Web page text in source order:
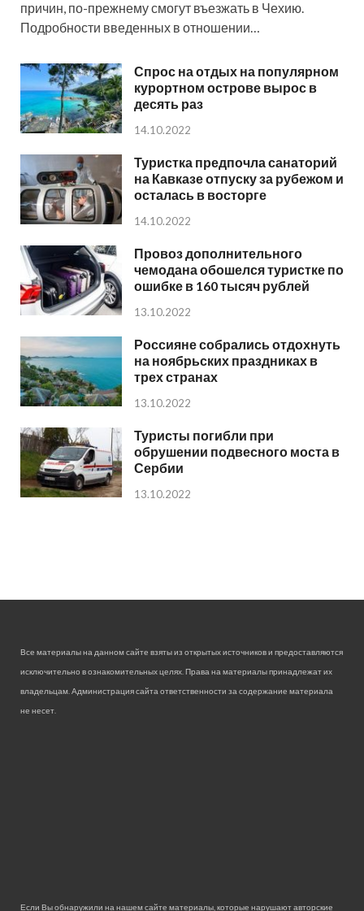
причин, по-прежнему смогут въезжать в Чехию.
Подробности введенных в отношении…
Спрос на отдых на популярном
курортном острове вырос в
десять раз
14.10.2022
Туристка предпочла санаторий
на Кавказе отпуску за рубежом и
осталась в восторге
14.10.2022
Провоз дополнительного
чемодана обошелся туристке по
ошибке в 160 тысяч рублей
13.10.2022
Россияне собрались отдохнуть
на ноябрьских праздниках в
трех странах
13.10.2022
Туристы погибли при
обрушении подвесного моста в
Сербии
13.10.2022
Все материалы на данном сайте взяты из открытых источников и предоставляются
исключительно в ознакомительных целях. Права на материалы принадлежат их
владельцам. Администрация сайта ответственности за содержание материала
не несет.
Если Вы обнаружили на нашем сайте материалы, которые нарушают авторские